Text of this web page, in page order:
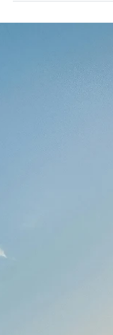
— her er vores